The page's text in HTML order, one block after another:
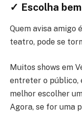
✓ Escolha
Quem avisa amigo
teatro, pode se
Muitos shows em
entreter o público,
melhor escolher
Agora, se for uma